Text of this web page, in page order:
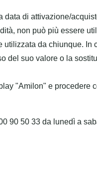
di attivazione/
non può più essere
da chiunque. In
del suo valore o la
"Amilon" e procedere
90 50 33 da lunedì a